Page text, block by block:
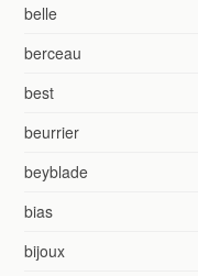
belle
berceau
best
beurrier
beyblade
bias
bijoux